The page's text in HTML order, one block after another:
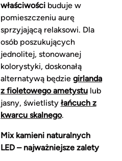
właściwościbuduje w
pomieszczeniu aurę
sprzyjającą relaksowi. Dla
osób poszukujących
jednolitej, stonowanej
kolorystyki, doskonałą
alternatywą będzie girlanda
z fioletowego ametystulub
jasny, świetlisty łańcuch z
kwarcu skalnego.
Mix kamieni naturalnych
LED – najważniejsze zalety